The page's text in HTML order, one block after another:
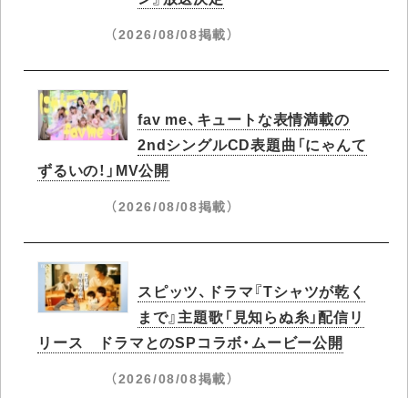
（2026/08/08掲載）
fav me、キュートな表情満載の
2ndシングルCD表題曲「にゃんて
ずるいの！」MV公開
（2026/08/08掲載）
スピッツ、ドラマ『Tシャツが乾く
まで』主題歌「見知らぬ糸」配信リ
リース ドラマとのSPコラボ・ムービー公開
（2026/08/08掲載）